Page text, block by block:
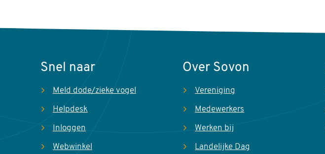
Snel naar
Meld dode/zieke vogel
Helpdesk
Inloggen
Webwinkel
Over Sovon
Vereniging
Medewerkers
Werken bij
Landelijke Dag